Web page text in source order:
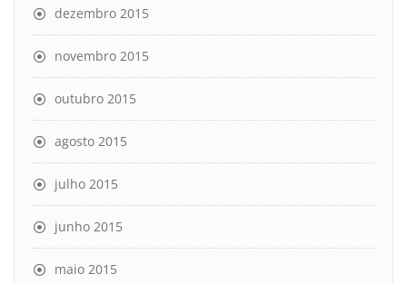
dezembro 2015
novembro 2015
outubro 2015
agosto 2015
julho 2015
junho 2015
maio 2015